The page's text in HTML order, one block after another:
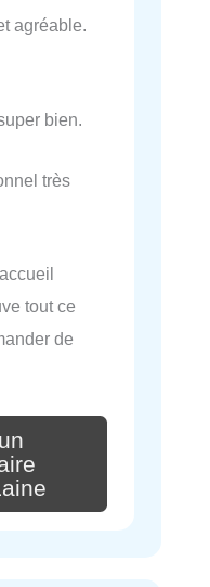
agréable.
bien.
très
tout ce
de